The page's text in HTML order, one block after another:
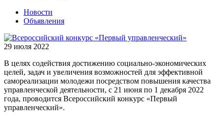
Новости
Объявления
29 июля 2022
В целях содействия достижению социально-экономических
целей, задач и увеличения возможностей для эффективной
самореализации молодежи посредством повышения качества
управленческой деятельности, с 21 июня по 1 декабря 2022
года, проводится Всероссийский конкурс «Первый
управленческий».